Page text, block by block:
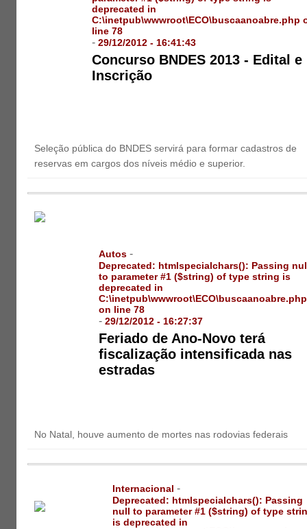
deprecated in
C:\inetpub\wwwroot\ECO\buscaanoabre.php
line78
-29/12/2012 - 16:41:43
Concurso BNDES 2013 - Edital e
Inscrição
Seleção pública do BNDES servirá para formar cadastros de
reservas em cargos dos níveis médio e superior.
Autos -
Deprecated: htmlspecialchars(): Passing
to parameter #1 ($string) of type string is
deprecated in
C:\inetpub\wwwroot\ECO\buscaanoabre.php
on line78
-29/12/2012 - 16:27:37
Feriado de Ano-Novo terá
fiscalização intensificada nas
estradas
No Natal, houve aumento de mortes nas rodovias federais
Internacional -
Deprecated: htmlspecialchars(): Passing
null to parameter #1 ($string) of type
is deprecated in